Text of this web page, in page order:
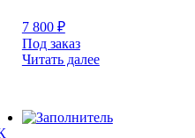
7 800 ₽
Под заказ
Читать далее